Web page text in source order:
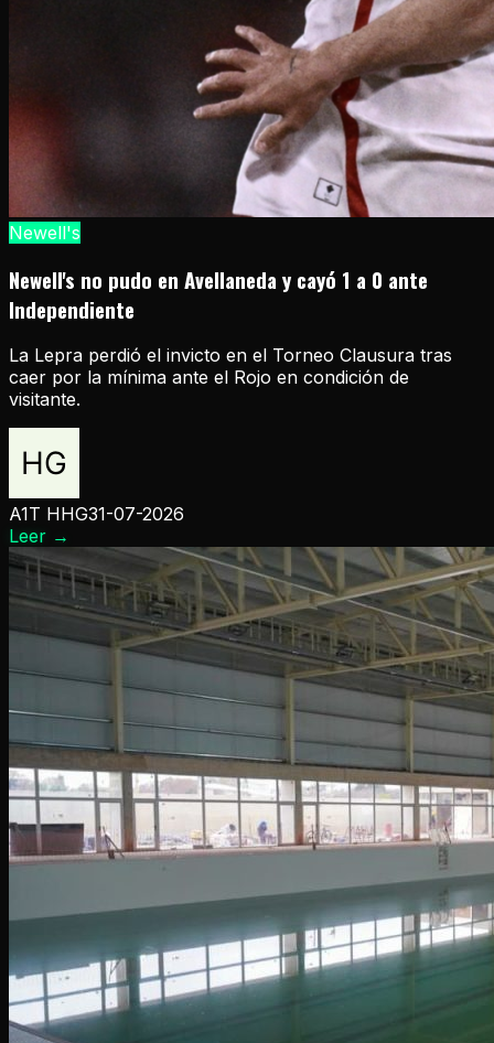
Newell's
Newell's no pudo en Avellaneda y cayó 1 a 0 ante
Independiente
La Lepra perdió el invicto en el Torneo Clausura tras
caer por la mínima ante el Rojo en condición de
visitante.
A1T HHG31-07-2026
Leer →